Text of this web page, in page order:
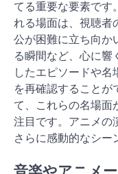
てる重要な要素です
れる場面は、視聴者
公が困難に立ち向か
る瞬間など、心に響
したエピソードや名
を再確認することが
て、これらの名場面
注目です。アニメの
さらに感動的なシー